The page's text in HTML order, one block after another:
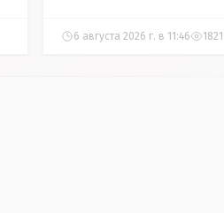
6 августа 2026 г. в 11:46 1821